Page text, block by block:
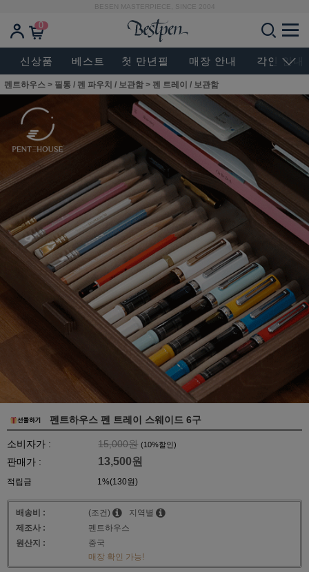
BESEN MASTERPIECE, SINCE 2004
0
신상품 베스트 첫 만년필 매장 안내 각인 안내
펜트하우스 > 필통 / 펜 파우치 / 보관함 > 펜 트레이 / 보관함
펜트하우스 펜 트레이 스웨이드 6구
소비자가 : 15,000원 (10%할인)
판매가 : 13,500원
적립금 1%(130원)
배송비 : (조건)
지역별
제조사 :
펜트하우스
원산지 :
중국
매장 확인 가능!